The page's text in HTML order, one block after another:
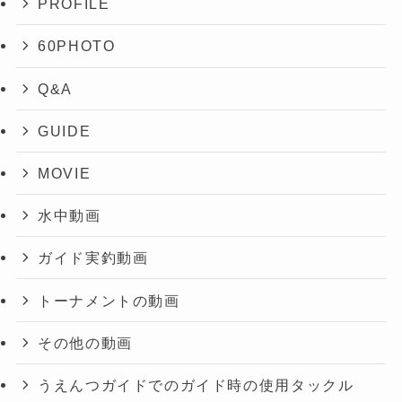
PROFILE
60PHOTO
Q&A
GUIDE
MOVIE
水中動画
ガイド実釣動画
トーナメントの動画
その他の動画
うえんつガイドでのガイド時の使用タックル